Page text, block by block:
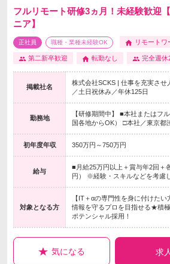
フルリモート研修3ヵ月！未経験歓迎
ニア】
正社員 職種・業種未経験OK リモートワ
第二新卒歓迎 転勤なし 完全週休
掲載社名
株式会社SCKS | 仕事を充実させ
／土日祝休み／年休125日
勤務地
【研修期間中】 ■本社またはフ
国各地からOK） □本社／東京都
初年度年収 350万円～750万円
給与
■月給25万円以上＋賞与年2回＋
円） ※経験・スキルなどを考慮
対象となる方
【IT＋αの専門性を身に付けた
情報を守るプロを目指せる★積
ポテンシャル採用！
気になる 求